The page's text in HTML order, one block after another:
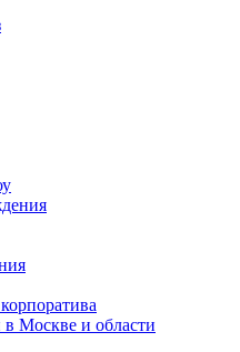
Москве и области